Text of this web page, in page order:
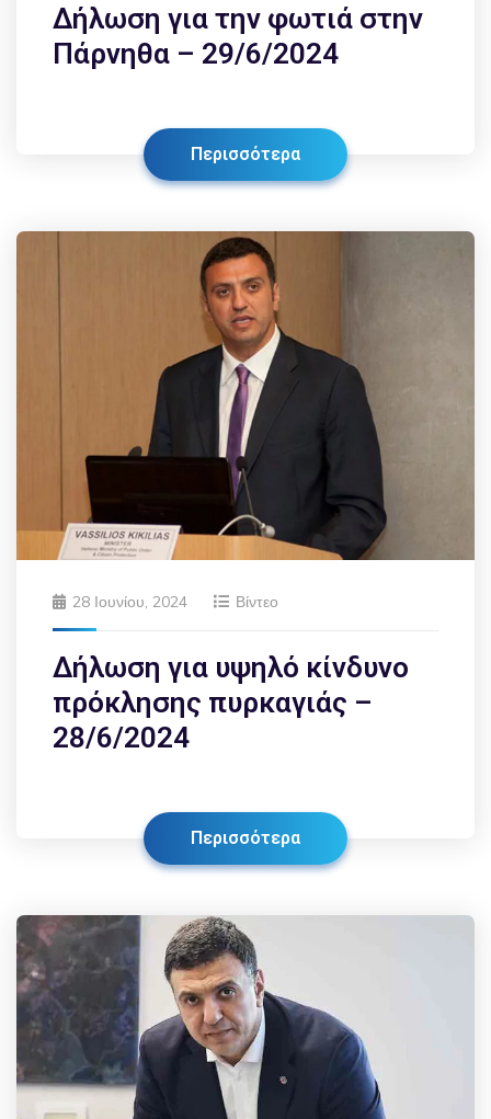
Δήλωση για την φωτιά στην
Πάρνηθα – 29/6/2024
Περισσότερα
28 Ιουνίου, 2024 Βίντεο
Δήλωση για υψηλό κίνδυνο
πρόκλησης πυρκαγιάς –
28/6/2024
Περισσότερα